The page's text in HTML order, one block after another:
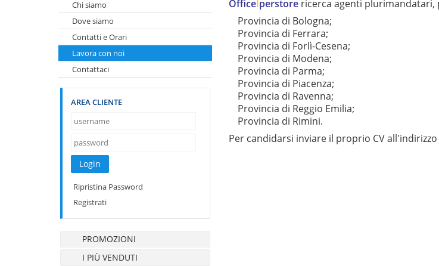
Chi siamo
Dove siamo
Contatti e Orari
Lavora con noi
Contattaci
AREA CLIENTE
Ripristina Password
Registrati
PROMOZIONI
I PIÙ VENDUTI
OfficeIperstorericerca agenti plurimandatari,
Provincia di Bologna;
Provincia di Ferrara;
Provincia di Forlì-Cesena;
Provincia di Modena;
Provincia di Parma;
Provincia di Piacenza;
Provincia di Ravenna;
Provincia di Reggio Emilia;
Provincia di Rimini.
Per candidarsi inviare il proprio CV